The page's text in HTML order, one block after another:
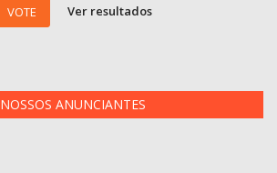
VOTE Ver resultados
NOSSOS ANUNCIANTES